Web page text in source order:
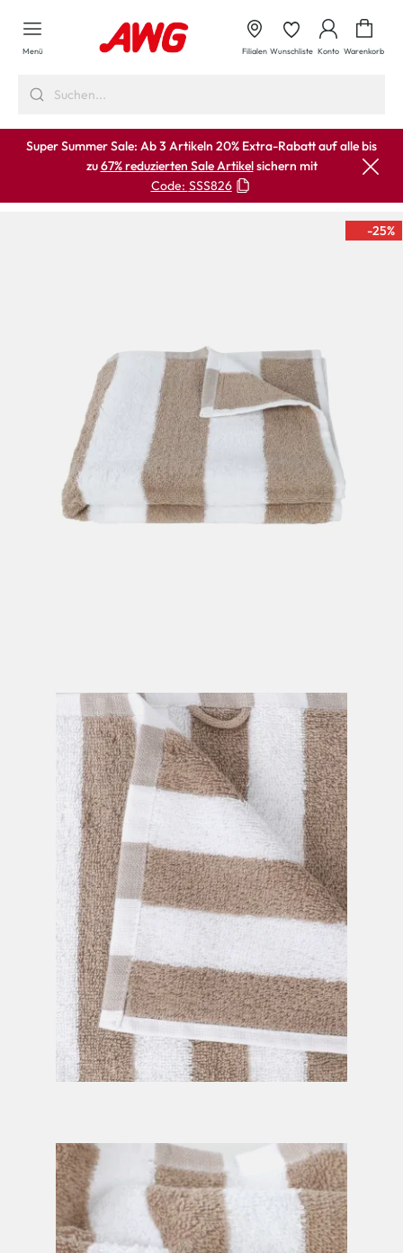
springen
Menü Filialen Wunschliste Konto Warenkorb
Super Summer Sale: Ab 3 Artikeln 20% Extra-Rabatt auf alle bis
zu67% reduzierten Sale Artikelsichern mit
Code: SSS826
-25%